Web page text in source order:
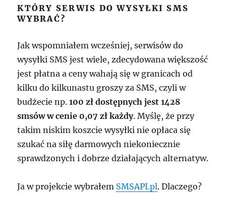
KTÓRY SERWIS DO WYSYŁKI SMS
WYBRAĆ?
Jak wspomniałem wcześniej, serwisów do
wysyłki SMS jest wiele, zdecydowana większość
jest płatna a ceny wahają się w granicach od
kilku do kilkunastu groszy za SMS, czyli w
budżecie np.100 zł dostępnych jest 1428
smsów w cenie 0,07 zł każdy. Myślę, że przy
takim niskim koszcie wysyłki nie opłaca się
szukać na siłę darmowych niekoniecznie
sprawdzonych i dobrze działających alternatyw.
Ja w projekcie wybrałem SMSAPI.pl. Dlaczego?